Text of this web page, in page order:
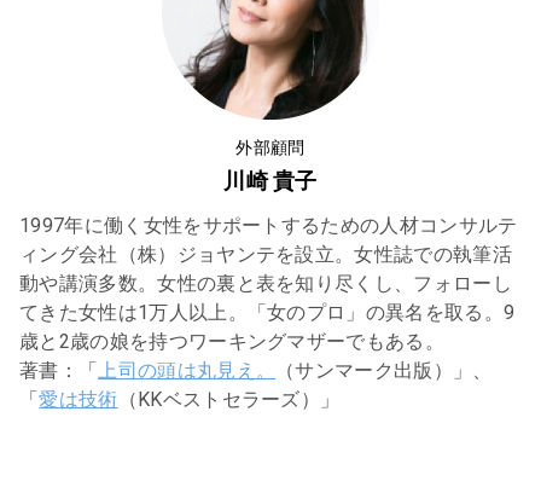
外部顧問
川崎 貴子
1997年に働く女性をサポートするための人材コンサルテ
ィング会社（株）ジョヤンテを設立。女性誌での執筆活
動や講演多数。女性の裏と表を知り尽くし、フォローし
てきた女性は1万人以上。「女のプロ」の異名を取る。9
歳と2歳の娘を持つワーキングマザーでもある。
著書：「上司の頭は丸見え。
（サンマーク出版）」、
「愛は技術 （KKベストセラーズ）」